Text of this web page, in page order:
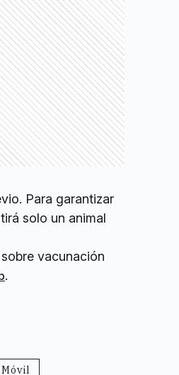
Para garantizar
solo un animal
vacunación
.